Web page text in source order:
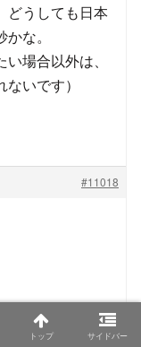
どうしても日本
な。
場合以外は、
いです）
#11018
の物もシタンさ
トップ サイドバー